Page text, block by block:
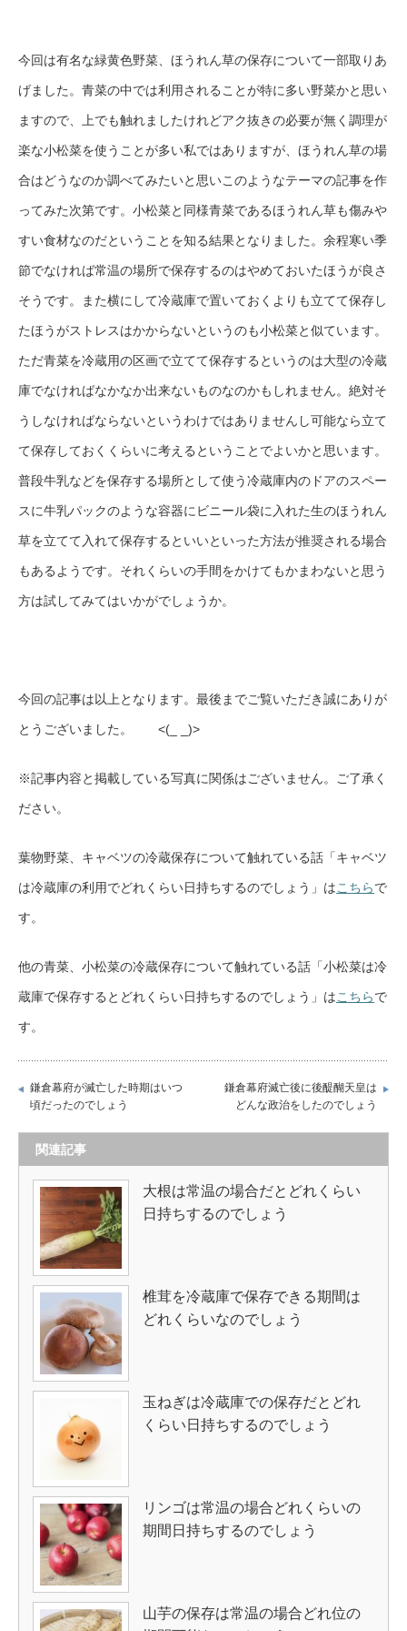
今回は有名な緑黄色野菜、ほうれん草の保存について一部取りあ
げました。青菜の中では利用されることが特に多い野菜かと思い
ますので、上でも触れましたけれどアク抜きの必要が無く調理が
楽な小松菜を使うことが多い私ではありますが、ほうれん草の場
合はどうなのか調べてみたいと思いこのようなテーマの記事を作
ってみた次第です。小松菜と同様青菜であるほうれん草も傷みや
すい食材なのだということを知る結果となりました。余程寒い季
節でなければ常温の場所で保存するのはやめておいたほうが良さ
そうです。また横にして冷蔵庫で置いておくよりも立てて保存し
たほうがストレスはかからないというのも小松菜と似ています。
ただ青菜を冷蔵用の区画で立てて保存するというのは大型の冷蔵
庫でなければなかなか出来ないものなのかもしれません。絶対そ
うしなければならないというわけではありませんし可能なら立て
て保存しておくくらいに考えるということでよいかと思います。
普段牛乳などを保存する場所として使う冷蔵庫内のドアのスペー
スに牛乳パックのような容器にビニール袋に入れた生のほうれん
草を立てて入れて保存するといいといった方法が推奨される場合
もあるようです。それくらいの手間をかけてもかまわないと思う
方は試してみてはいかがでしょうか。
今回の記事は以上となります。最後までご覧いただき誠にありが
とうございました。 <(_ _)>
※記事内容と掲載している写真に関係はございません。ご了承く
ださい。
葉物野菜、キャベツの冷蔵保存について触れている話「キャベツ
は冷蔵庫の利用でどれくらい日持ちするのでしょう」はこちらで
す。
他の青菜、小松菜の冷蔵保存について触れている話「小松菜は冷
蔵庫で保存するとどれくらい日持ちするのでしょう」はこちらで
す。
鎌倉幕府が滅亡した時期はいつ
頃だったのでしょう
鎌倉幕府滅亡後に後醍醐天皇は
どんな政治をしたのでしょう
関連記事
大根は常温の場合だとどれくらい
日持ちするのでしょう
椎茸を冷蔵庫で保存できる期間は
どれくらいなのでしょう
玉ねぎは冷蔵庫での保存だとどれ
くらい日持ちするのでしょう
リンゴは常温の場合どれくらいの
期間日持ちするのでしょう
山芋の保存は常温の場合どれ位の